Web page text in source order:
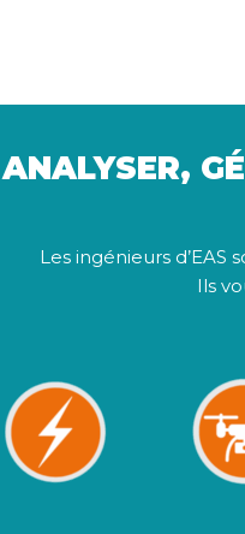
ANALYSER,
Les ingénieurs d’EAS
Ils